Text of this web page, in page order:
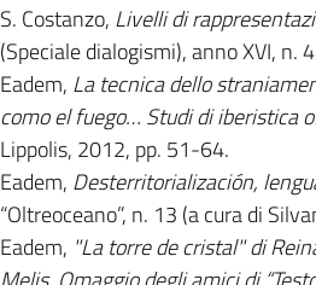
S. Costanzo, Livelli di
(Speciale dialogismi), anno XVI,
Eadem, La tecnica dello
como el fuego… Studi di iberistica
Lippolis, 2012, pp. 51-64.
Eadem, Desterritorialización,
“Oltreoceano”, n. 13 (a cura di
Eadem, "La torre de cristal" di